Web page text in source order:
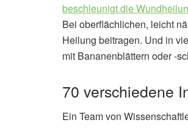
beschleunigt die
Bei oberflächlichen, leicht
Heilung beitragen. Und in
mit Bananenblättern oder -
70 verschiedene
Ein Team von